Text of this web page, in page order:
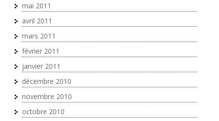
mai 2011
avril 2011
mars 2011
février 2011
janvier 2011
décembre 2010
novembre 2010
octobre 2010